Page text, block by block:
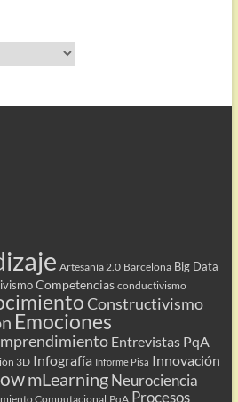
Artesanía 2.0 Barcelona Big Data
Competencias conductivismo
Constructivismo
Emociones
Entrevistas PqA
3D Infografía Informe Pisa Innovación
mLearning Neurociencia
Computacional PqA Procesos